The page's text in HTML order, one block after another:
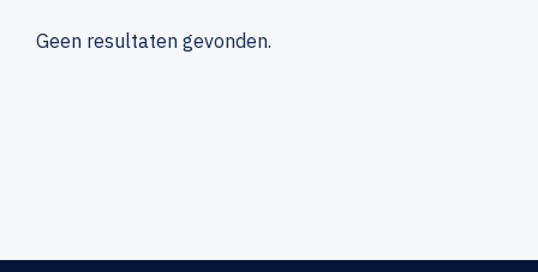
Geen resultaten gevonden.